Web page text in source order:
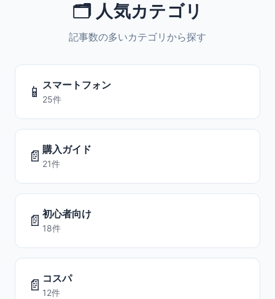
🗂️ 人気カテゴリ
記事数の多いカテゴリから探す
📱 スマートフォン
25件
📄 購入ガイド
21件
📄 初心者向け
18件
📄 コスパ
12件